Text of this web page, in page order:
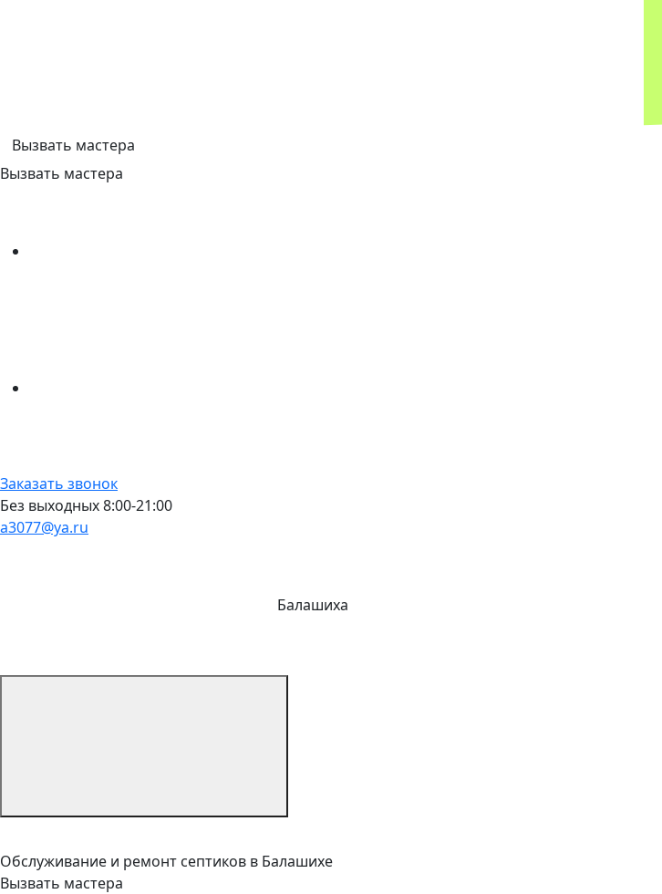
Вызвать мастера
Вызвать мастера
Заказать звонок
Без выходных 8:00-21:00
a3077@ya.ru
Балашиха
Обслуживание и ремонт септиков в Балашихе
Вызвать мастера